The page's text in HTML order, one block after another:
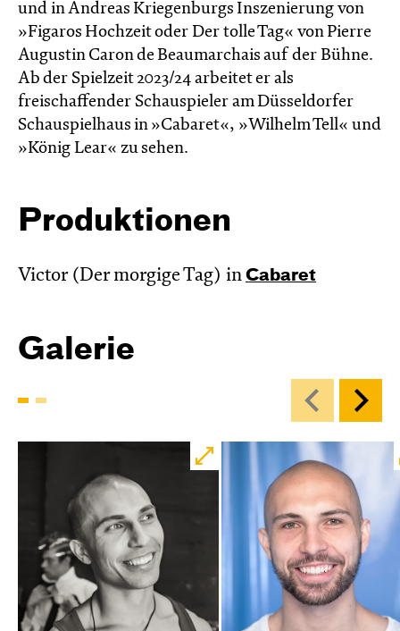
und in Andreas Kriegenburgs Inszenierung von
»Figaros Hochzeit oder Der tolle Tag« von Pierre
Augustin Caron de Beaumarchais auf der Bühne.
Ab der Spielzeit 2023/24 arbeitet er als
freischaffender Schauspieler am Düsseldorfer
Schauspielhaus in »Cabaret«, »Wilhelm Tell« und
»König Lear« zu sehen.
Produktionen
Victor (Der morgige Tag) in Cabaret
Galerie